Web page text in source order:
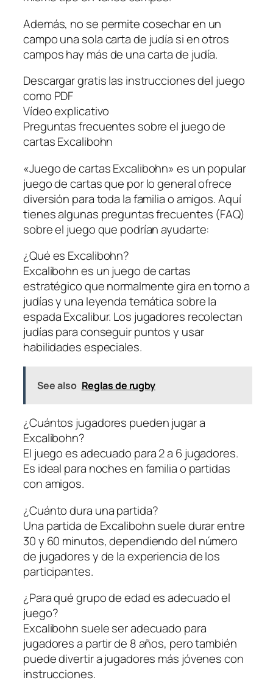
Además, no se permite cosechar en un
campo una sola carta de judía si en otros
campos hay más de una carta de judía.
Descargar gratis las instrucciones del juego
como PDF
Vídeo explicativo
Preguntas frecuentes sobre el juego de
cartas Excalibohn
«Juego de cartas Excalibohn» es un popular
juego de cartas que por lo general ofrece
diversión para toda la familia o amigos. Aquí
tienes algunas preguntas frecuentes (FAQ)
sobre el juego que podrían ayudarte:
¿Qué es Excalibohn?
Excalibohn es un juego de cartas
estratégico que normalmente gira en torno a
judías y una leyenda temática sobre la
espada Excalibur. Los jugadores recolectan
judías para conseguir puntos y usar
habilidades especiales.
See also Reglas de rugby
¿Cuántos jugadores pueden jugar a
Excalibohn?
El juego es adecuado para 2 a 6 jugadores.
Es ideal para noches en familia o partidas
con amigos.
¿Cuánto dura una partida?
Una partida de Excalibohn suele durar entre
30 y 60 minutos, dependiendo del número
de jugadores y de la experiencia de los
participantes.
¿Para qué grupo de edad es adecuado el
juego?
Excalibohn suele ser adecuado para
jugadores a partir de 8 años, pero también
puede divertir a jugadores más jóvenes con
instrucciones.